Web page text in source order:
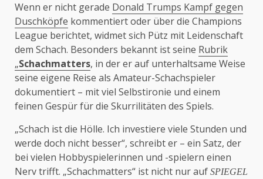
Wenn er nicht gerade Donald Trumps Kampf gegen
Duschköpfe kommentiert oder über die Champions
League berichtet, widmet sich Pütz mit Leidenschaft
dem Schach. Besonders bekannt ist seine Rubrik
„Schachmatters, in der er auf unterhaltsame Weise
seine eigene Reise als Amateur-Schachspieler
dokumentiert – mit viel Selbstironie und einem
feinen Gespür für die Skurrilitäten des Spiels.
„Schach ist die Hölle. Ich investiere viele Stunden und
werde doch nicht besser“, schreibt er – ein Satz, der
bei vielen Hobbyspielerinnen und -spielern einen
Nerv trifft. „Schachmatters“ ist nicht nur auf SPIEGEL